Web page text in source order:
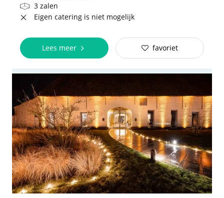
3 zalen
Eigen catering is niet mogelijk
Lees meer favoriet